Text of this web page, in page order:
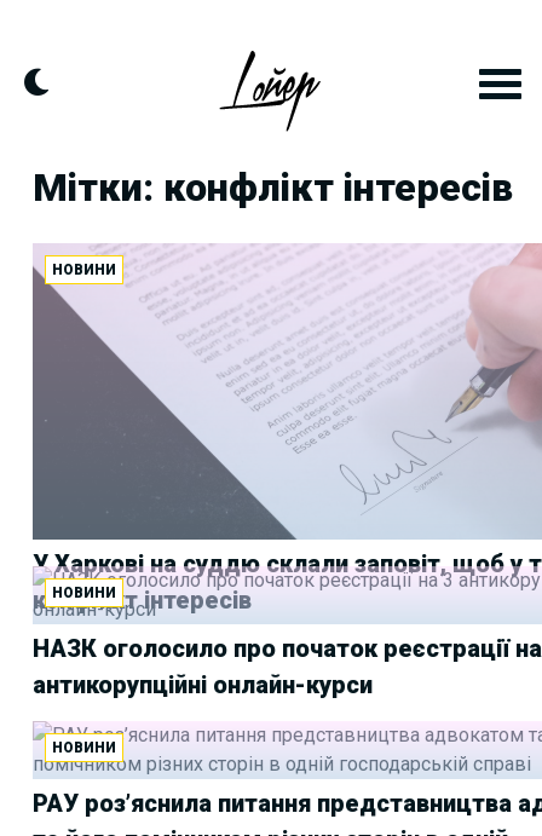
content
Мітки: конфлікт інтересів
НОВИНИ
У Харкові на суддю склали заповіт, щоб у
конфлікт інтересів
НОВИНИ
НАЗК оголосило про початок реєстрації
антикорупційні онлайн-курси
НОВИНИ
РАУ роз’яснила питання представництва